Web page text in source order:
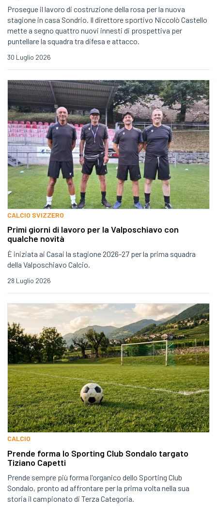
Prosegue il lavoro di costruzione della rosa per la nuova
stagione in casa Sondrio. Il direttore sportivo Niccolò Castello
mette a segno quattro nuovi innesti di prospettiva per
puntellare la squadra tra difesa e attacco.
30 Luglio 2026
CALCIO SVIZZERO
Primi giorni di lavoro per la Valposchiavo con
qualche novità
È iniziata ai Casai la stagione 2026-27 per la prima squadra
della Valposchiavo Calcio.
28 Luglio 2026
CALCIO
Prende forma lo Sporting Club Sondalo targato
Tiziano Capetti
Prende sempre più forma l'organico dello Sporting Club
Sondalo, pronto ad affrontare per la prima volta nella sua
storia il campionato di Terza Categoria.